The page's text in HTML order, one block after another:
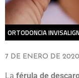
ORTODONCIA
7 DE ENERO DE 2020
La férula de